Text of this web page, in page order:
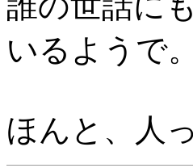
いるようで。
ほんと、人